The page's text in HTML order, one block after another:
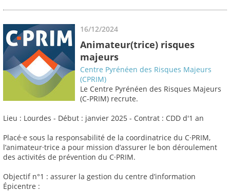
16/12/2024
Animateur(trice) risques
majeurs
Centre Pyrénéen des Risques Majeurs
(CPRIM)
Le Centre Pyrénéen des Risques Majeurs
(C-PRIM) recrute.
Lieu : Lourdes - Début : janvier 2025 - Contrat : CDD d'1 an
Placé·e sous la responsabilité de la coordinatrice du C·PRIM,
l’animateur·trice a pour mission d’assurer le bon déroulement
des activités de prévention du C·PRIM.
Objectif n°1 : assurer la gestion du centre d’information
Épicentre :